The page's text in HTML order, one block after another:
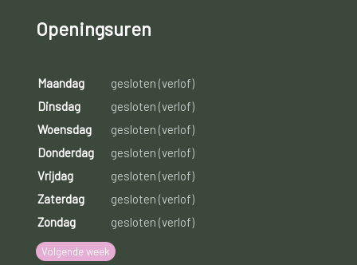
Openingsuren
Maandag
gesloten (verlof)
Dinsdag
gesloten (verlof)
Woensdag
gesloten (verlof)
Donderdag
gesloten (verlof)
Vrijdag
gesloten (verlof)
Zaterdag
gesloten (verlof)
Zondag
gesloten (verlof)
Volgende week